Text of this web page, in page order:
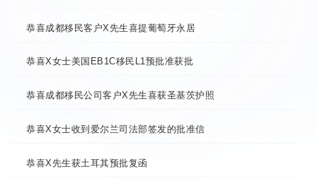
恭喜成都移民客户X先生喜提葡萄牙永居
恭喜X女士美国EB1C移民L1预批准获批
恭喜成都移民公司客户X先生喜获圣基茨护照
恭喜X女士收到爱尔兰司法部签发的批准信
恭喜X先生获土耳其预批复函